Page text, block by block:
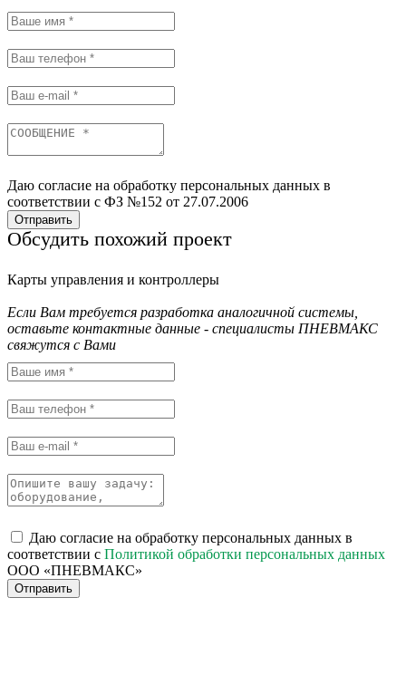
Даю согласие на обработку персональных данных в
соответствии с ФЗ №152 от 27.07.2006
Отправить
Обсудить похожий проект
Карты управления и контроллеры
Если Вам требуется разработка аналогичной системы,
оставьте контактные данные - специалисты ПНЕВМАКС
свяжутся с Вами
Даю согласие на обработку персональных данных в
соответствии с Политикой обработки персональных данных
ООО «ПНЕВМАКС»
Отправить